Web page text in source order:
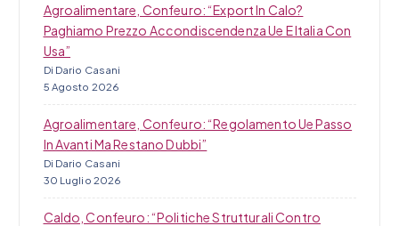
Agroalimentare, Confeuro: “Export In Calo?
Paghiamo Prezzo Accondiscendenza Ue E Italia Con
Usa”
Di Dario Casani
5 Agosto 2026
Agroalimentare, Confeuro: “Regolamento Ue Passo
In Avanti Ma Restano Dubbi”
Di Dario Casani
30 Luglio 2026
Caldo, Confeuro: “Politiche Strutturali Contro